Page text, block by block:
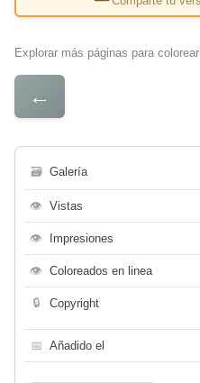
Explorar más páginas para
←
🗃 Galería
👁 Vistas
👁 Impresiones
👁 Coloreados en linea
🔒 Copyright
📅 Añadido el